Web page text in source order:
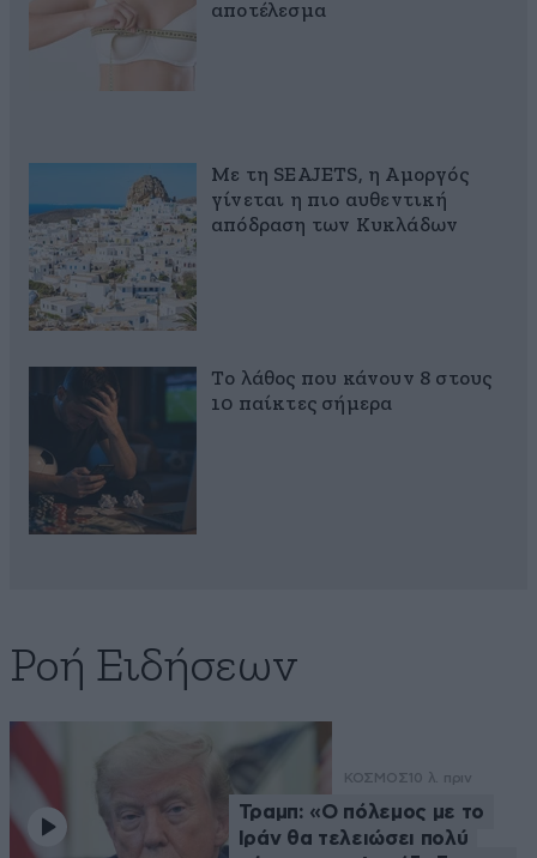
αποτέλεσμα
Με τη SEAJETS, η Αμοργός
γίνεται η πιο αυθεντική
απόδραση των Κυκλάδων
Το λάθος που κάνουν 8 στους
10 παίκτες σήμερα
Ροή Ειδήσεων
ΚΟΣΜΟΣ 10 λ. πριν
Τραμπ: «Ο πόλεμος με το
Ιράν θα τελειώσει πολύ